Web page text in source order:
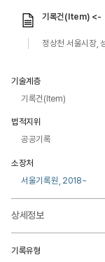
기록건(Item) <-
정상천 서울시장,
기술계층
기록건(Item)
법적지위
공공기록
소장처
서울기록원, 2018~
상세정보
기록유형